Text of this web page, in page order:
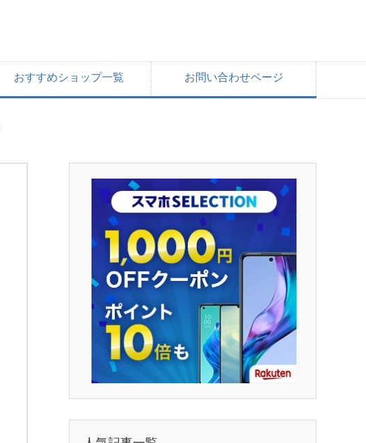
おすすめショップ一覧 お問い合わせページ